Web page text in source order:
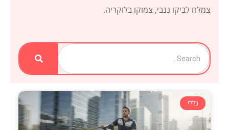
צמלח לביקו ננבי, צמוקו בלוקריה.
Search
כללי